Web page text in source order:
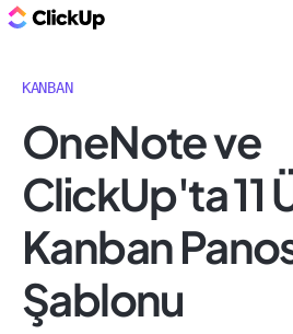
KANBAN
OneNote ve
ClickUp'ta 11
Kanban
Şablonu